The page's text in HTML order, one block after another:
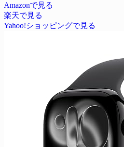
Amazonで見る
楽天で見る
Yahoo!ショッピングで見る